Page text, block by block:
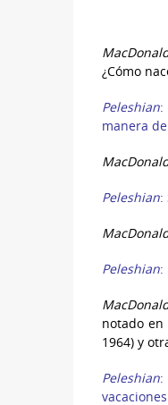
¿Cómo
Peleshian:
manera
Peleshian:
Peleshian:
notado
1964) y
Peleshian: